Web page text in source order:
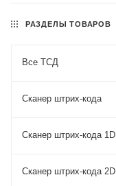
РАЗДЕЛЫ ТОВАРОВ
Все ТСД
Сканер штрих-кода
Сканер штрих-кода 1D
Сканер штрих-кода 2D